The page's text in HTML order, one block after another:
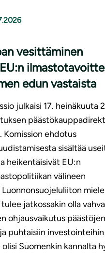
vesittäminen
edun vastaista
julkaisi 17. heinäkuuta
Komission ehdotus
sisältää
heikentäisivät EU:n
välineen
jatkossakin olla
ohjausvaikutus päästöjen
puhtaisiin investointeihin
olisi Suomenkin kannalta